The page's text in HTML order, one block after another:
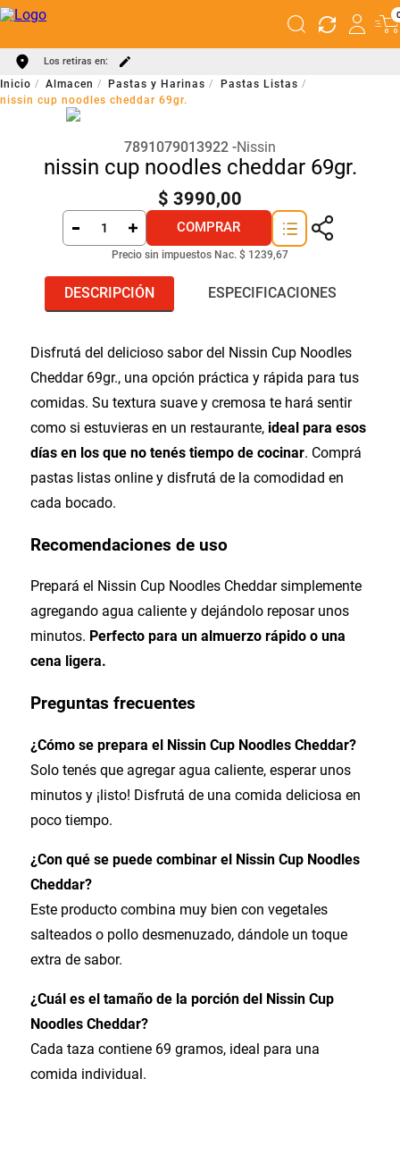
Los retiras en:
Almacen Pastas y Harinas
Pastas Listas
nissin cup noodles cheddar 69gr.
7891079013922 Nissin
nissin cup noodles cheddar 69gr.
$ 3990,00
COMPRAR
Precio sin impuestos Nac. $ 1239,67
DESCRIPCIÓN ESPECIFICACIONES
Disfrutá del delicioso sabor del Nissin Cup Noodles
Cheddar 69gr., una opción práctica y rápida para tus
comidas. Su textura suave y cremosa te hará sentir
como si estuvieras en un restaurante, ideal para esos
días en los que no tenés tiempo de cocinar. Comprá
pastas listas online y disfrutá de la comodidad en
cada bocado.
Recomendaciones de uso
Prepará el Nissin Cup Noodles Cheddar simplemente
agregando agua caliente y dejándolo reposar unos
minutos. Perfecto para un almuerzo rápido o una
cena ligera.
Preguntas frecuentes
¿Cómo se prepara el Nissin Cup Noodles Cheddar?
Solo tenés que agregar agua caliente, esperar unos
minutos y ¡listo! Disfrutá de una comida deliciosa en
poco tiempo.
¿Con qué se puede combinar el Nissin Cup Noodles
Cheddar?
Este producto combina muy bien con vegetales
salteados o pollo desmenuzado, dándole un toque
extra de sabor.
¿Cuál es el tamaño de la porción del Nissin Cup
Noodles Cheddar?
Cada taza contiene 69 gramos, ideal para una
comida individual.